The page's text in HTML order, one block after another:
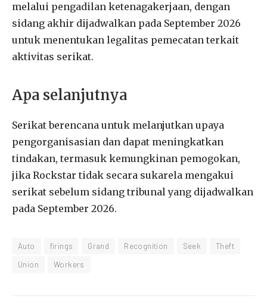
melalui pengadilan ketenagakerjaan, dengan
sidang akhir dijadwalkan pada September 2026
untuk menentukan legalitas pemecatan terkait
aktivitas serikat.
Apa selanjutnya
Serikat berencana untuk melanjutkan upaya
pengorganisasian dan dapat meningkatkan
tindakan, termasuk kemungkinan pemogokan,
jika Rockstar tidak secara sukarela mengakui
serikat sebelum sidang tribunal yang dijadwalkan
pada September 2026.
Auto firings Grand Recognition Seek
Theft
Union
Workers